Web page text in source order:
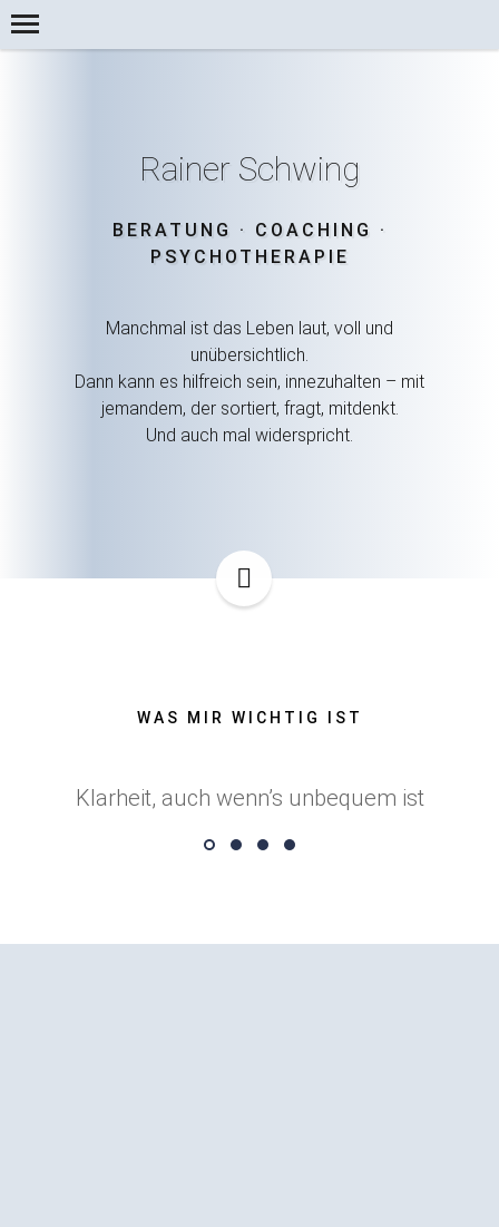
Rainer Schwing
BERATUNG . COACHING .
PSYCHOTHERAPIE
Manchmal ist das Leben laut, voll und
unübersichtlich.
Dann kann es hilfreich sein, innezuhalten – mit
jemandem, der sortiert, fragt, mitdenkt.
Und auch mal widerspricht.
WAS MIR WICHTIG IST
Klarheit, auch wenn’s unbequem ist